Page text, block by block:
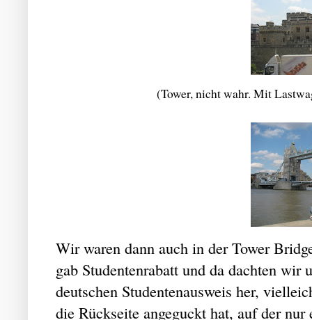
(Tower, nicht wahr. Mit
Wir waren dann auch in der Tower
gab Studentenrabatt und da dachten wir
deutschen Studentenausweis her,
die Rückseite angeguckt hat, auf der